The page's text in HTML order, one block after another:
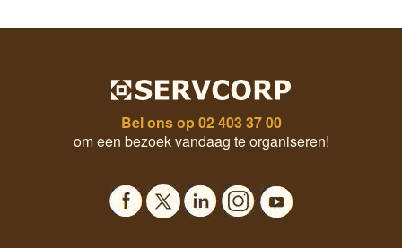
Bel ons op 02 403 37 00
om een bezoek vandaag te organiseren!